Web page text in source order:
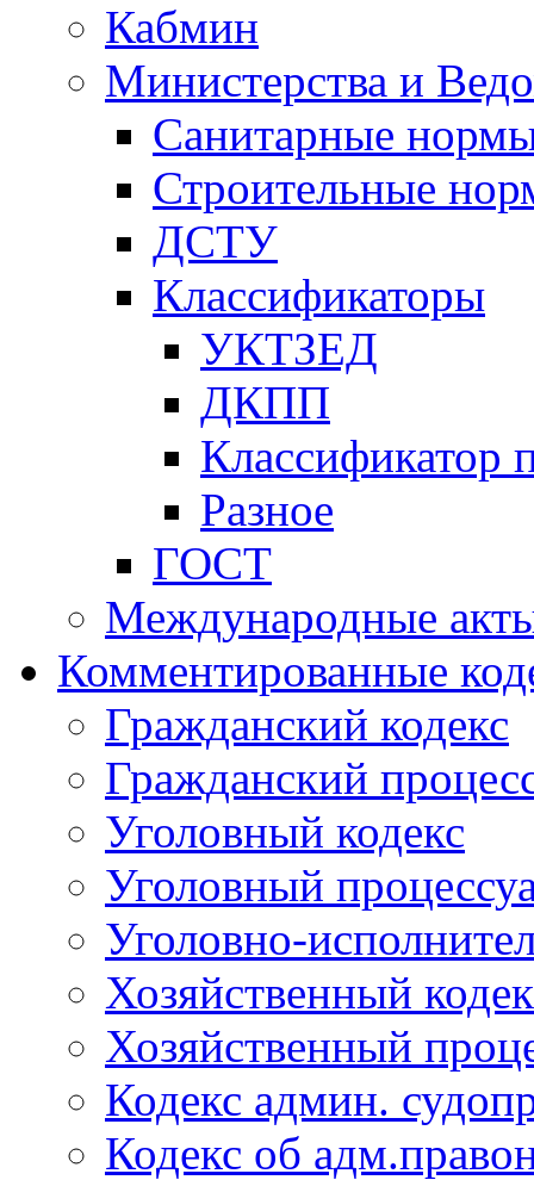
Кабмин
Министерства и
Санитарные
Строительные
ДСТУ
Классификаторы
УКТЗЕД
ДКПП
Классификатор
Разное
ГОСТ
Международные
Комментированные
Гражданский кодекс
Гражданский
Уголовный кодекс
Уголовный
Уголовно-
Хозяйственный
Хозяйственный
Кодекс админ.
Кодекс об